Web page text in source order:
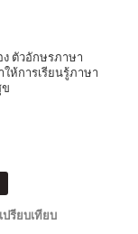
ตัวอักษรภาษา
ห้การเรียนรู้ภาษา
ปรียบเทียบ